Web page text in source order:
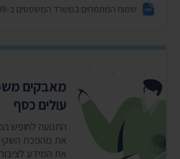
שמות המתמחים במשרד המשפטים ב-2009
מאבקים
עולים כסף
התנועה לחופש
את מהפכת
את המידע